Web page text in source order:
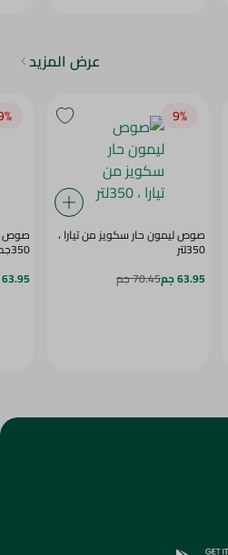
عرض المزيد
9‎%‎
صوص ليمون حار سكويز من تيارا ،
350لتر
63.95 جم
70.45 جم
صوص
350جم
63.95 جم